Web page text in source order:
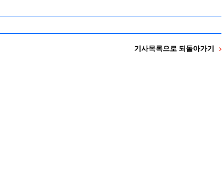
기사목록으로 되돌아가기